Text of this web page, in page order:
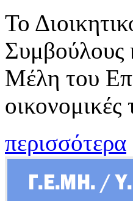
Το
Συμβούλους
Μέλη του
οικονομικές
περισσότερα